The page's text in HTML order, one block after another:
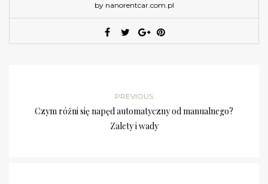
by nanorentcar.com.pl
PREVIOUS
Czym różni się napęd automatyczny od manualnego?
Zalety i wady